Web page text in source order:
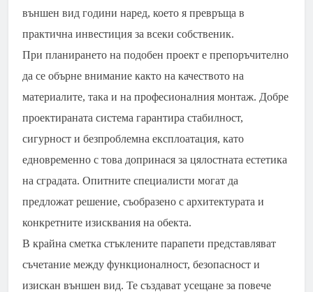
външен вид години наред, което я превръща в
практична инвестиция за всеки собственик.
При планирането на подобен проект е препоръчително
да се обърне внимание както на качеството на
материалите, така и на професионалния монтаж. Добре
проектираната система гарантира стабилност,
сигурност и безпроблемна експлоатация, като
едновременно с това допринася за цялостната естетика
на сградата. Опитните специалисти могат да
предложат решение, съобразено с архитектурата и
конкретните изисквания на обекта.
В крайна сметка стъклените парапети представляват
съчетание между функционалност, безопасност и
изискан външен вид. Те създават усещане за повече